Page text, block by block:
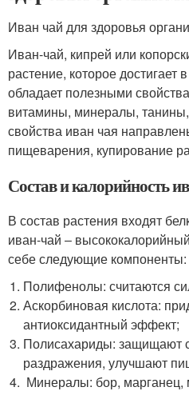
Иван чай для здоровья
Иван-чай, кипрей или
растение, которое достигает
обладает полезными
витамины, минералы,
свойства иван чая
пищеварения, купирование
Состав и калорийность
В состав растения входят
иван-чай ‒
себе следующие компоненты:
Полифенолы: считаются
Аскорбиновая кислота:
антиоксидантный эффект;
Полисахариды: защищают
раздражения, улучшают
Минералы: бор, марганец,